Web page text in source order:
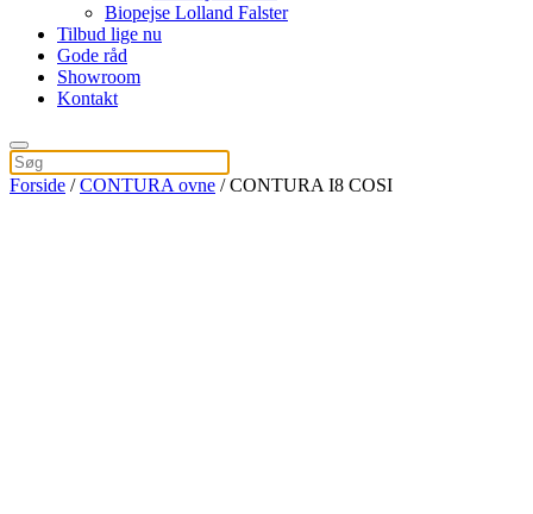
Biopejse Lolland Falster
Tilbud lige nu
Gode råd
Showroom
Kontakt
Forside /CONTURA ovne / CONTURA I8 COSI